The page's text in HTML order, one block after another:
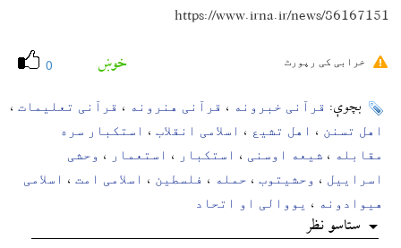
https://www.irna.ir/news/86167151
0 خوښ خرابی کی رپورٹ
بچوې: قرآنی خبرونه ، قرآنی هنرونه ، قرآنی تعلیمات ،
اهل تسنن ، اهل تشیع ، اسلامی انقلاب ، استکبار سره
مقابله ، شیعه اوسنی ، استکبار ، استعمار ، وحشی
اسراییل ، وحشیتوب ، حمله ، فلسطین ، اسلامی امت ، اسلامی
هیوادونه ، یووالی او اتحاد
ستاسو نظر